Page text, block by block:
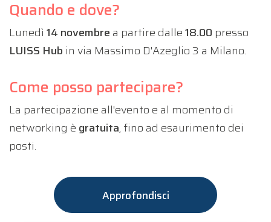
Quando e dove?
Lunedì 14 novembre a partire dalle18.00 presso
LUISS Hub in via Massimo D'Azeglio 3 a Milano.
Come posso partecipare?
La partecipazione all'evento e al momento di
networking è gratuita, fino ad esaurimento dei
posti.
Approfondisci